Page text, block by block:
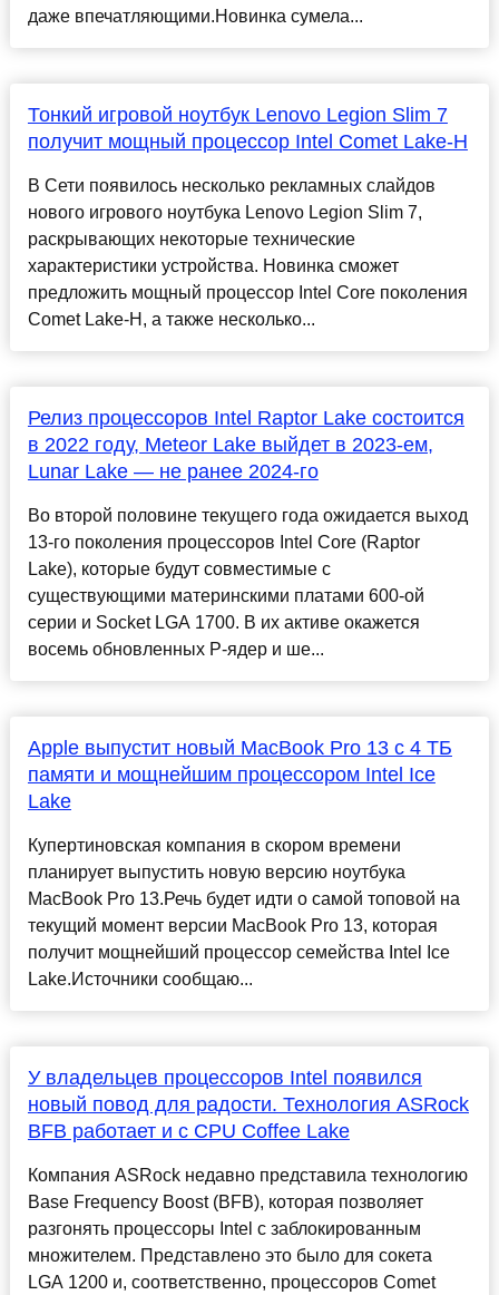
даже впечатляющими.Новинка сумела...
Тонкий игровой ноутбук Lenovo Legion Slim 7
получит мощный процессор Intel Comet Lake-H
В Сети появилось несколько рекламных слайдов
нового игрового ноутбука Lenovo Legion Slim 7,
раскрывающих некоторые технические
характеристики устройства. Новинка сможет
предложить мощный процессор Intel Core поколения
Comet Lake-H, а также несколько...
Релиз процессоров Intel Raptor Lake состоится
в 2022 году, Meteor Lake выйдет в 2023-ем,
Lunar Lake — не ранее 2024-го
Во второй половине текущего года ожидается выход
13-го поколения процессоров Intel Core (Raptor
Lake), которые будут совместимые с
существующими материнскими платами 600-ой
серии и Socket LGA 1700. В их активе окажется
восемь обновленных P-ядер и ше...
Apple выпустит новый MacBook Pro 13 с 4 ТБ
памяти и мощнейшим процессором Intel Ice
Lake
Купертиновская компания в скором времени
планирует выпустить новую версию ноутбука
MacBook Pro 13.Речь будет идти о самой топовой на
текущий момент версии MacBook Pro 13, которая
получит мощнейший процессор семейства Intel Ice
Lake.Источники сообщаю...
У владельцев процессоров Intel появился
новый повод для радости. Технология ASRock
BFB работает и с CPU Coffee Lake
Компания ASRock недавно представила технологию
Base Frequency Boost (BFB), которая позволяет
разгонять процессоры Intel с заблокированным
множителем. Представлено это было для сокета
LGA 1200 и, соответственно, процессоров Comet